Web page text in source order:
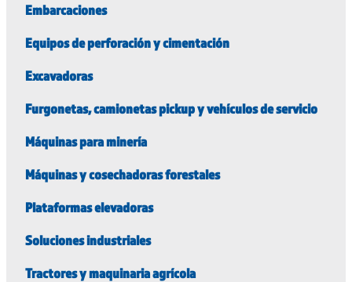
Embarcaciones
Equipos de perforación y cimentación
Excavadoras
Furgonetas, camionetas pickup y vehículos de servicio
Máquinas para minería
Máquinas y cosechadoras forestales
Plataformas elevadoras
Soluciones industriales
Tractores y maquinaria agrícola